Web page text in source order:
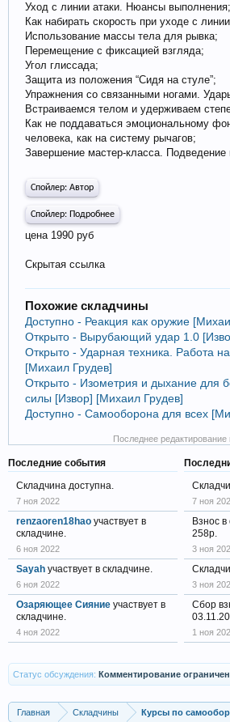
Уход с линии атаки. Нюансы выполнения;
Как набирать скорость при уходе с
Использование массы тела для рывка;
Перемещение с фиксацией взгляда;
Угол глиссада;
Защита из положения “Сидя на стуле”;
Упражнения со связанными ногами.
Встраиваемся телом и удерживаем
Как не поддаваться эмоциональному
человека, как на систему рычагов;
Завершение мастер-класса. Подведение
Спойлер: Автор
Спойлер: Подробнее
цена 1990 руб
Скрытая ссылка
Похожие складчины
Доступно - Реакция как оружие
Открыто - Вырубающий удар 1.0
Открыто - Ударная техника. Работа
[Михаил Грудев]
Открыто - Изометрия и дыхание для
силы [Извор] [Михаил Грудев]
Доступно - Самооборона для всех
Последнее
Последние события
Складчина доступна.
7 ноя 2022
renzaoren18hao участвует в
складчине.
6 ноя 2022
Sayah участвует в складчине.
6 ноя 2022
Озаряющее Сияние участвует в
складчине.
4 ноя 2022
7 ноя
Взнос в
258р.
3 ноя
3 ноя
Сбор
1 ноя
Статус обсуждения: Комментирование
Главная Складчины Курсы по